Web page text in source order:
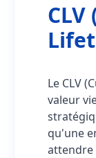
Le CLV
valeur
qu'une
attendre